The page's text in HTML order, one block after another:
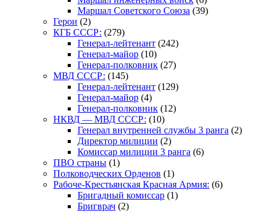
Маршал Советского Союза (39)
Герои (2)
КГБ СССР: (279)
Генерал-лейтенант (242)
Генерал-майор (10)
Генерал-полковник (27)
МВД СССР: (145)
Генерал-лейтенант (129)
Генерал-майор (4)
Генерал-полковник (12)
НКВД — МВД СССР: (10)
Генерал внутренней службы 3 ранга (2)
Директор милиции (2)
Комиссар милиции 3 ранга (6)
ПВО страны (1)
Полководческих Орденов (1)
Рабоче-Крестьянская Красная Армия: (6)
Бригадный комиссар (1)
Бригврач (2)